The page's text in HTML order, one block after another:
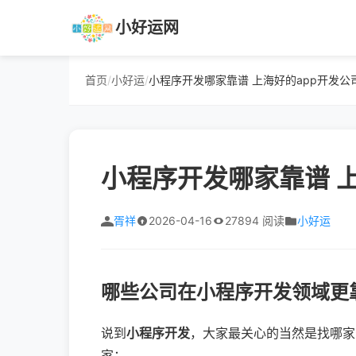
小好运网
首页 /小好运/小程序开发哪家靠谱 上海好的app开发公
小程序开发哪家靠谱
胥祥 2026-04-16 27894 阅读 小好运
哪些公司在小程序开发领域更
说到 小程序开发，大家最关心的当然是找哪